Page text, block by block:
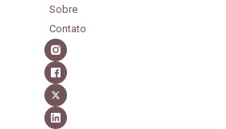
Sobre
Contato